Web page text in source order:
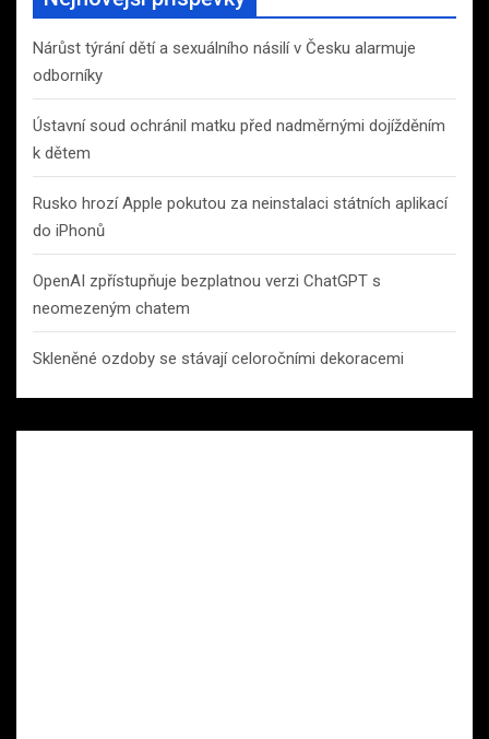
Nárůst týrání dětí a sexuálního násilí v Česku alarmuje
odborníky
Ústavní soud ochránil matku před nadměrnými dojížděním
k dětem
Rusko hrozí Apple pokutou za neinstalaci státních aplikací
do iPhonů
OpenAI zpřístupňuje bezplatnou verzi ChatGPT s
neomezeným chatem
Skleněné ozdoby se stávají celoročními dekoracemi